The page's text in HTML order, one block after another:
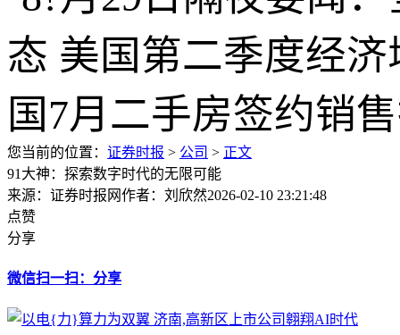
您当前的位置： 证券时报 > 公司 > 正文
91大神：探索数字时代的无限可能
来源：证券时报网作者：刘欣然2026-02-10 23:21:48
点赞
分享
微信扫一扫：分享